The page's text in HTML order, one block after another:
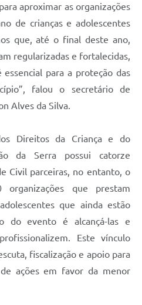
aproximar as organizações
de crianças e adolescentes
que, até o final deste ano,
regularizadas e fortalecidas,
para a proteção das
falou o secretário de
Alves da Silva.
Direitos da Criança e do
da Serra possui catorze
Civil parceiras, no entanto, o
que prestam
que ainda estão
do evento é alcançá-las e
Este vínculo
fiscalização e apoio para
ações em favor da menor